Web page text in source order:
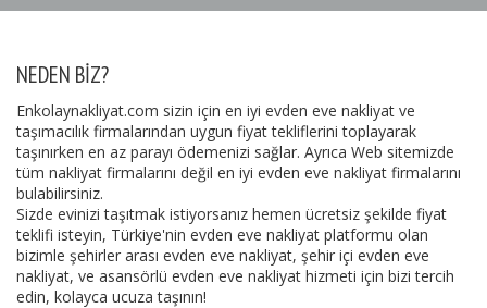
NEDEN BIZ?
Enkolaynakliyat.com sizin için en iyi evden eve nakliyat ve
taşımacılık firmalarından uygun fiyat tekliflerini toplayarak
taşınırken en az parayı ödemenizi sağlar. Ayrıca Web sitemizde
tüm nakliyat firmalarını değil en iyi evden eve nakliyat firmalarını
bulabilirsiniz.
Sizde evinizi taşıtmak istiyorsanız hemen ücretsiz şekilde fiyat
teklifi isteyin, Türkiye'nin evden eve nakliyat platformu olan
bizimle şehirler arası evden eve nakliyat, şehir içi evden eve
nakliyat, ve asansörlü evden eve nakliyat hizmeti için bizi tercih
edin, kolayca ucuza taşının!